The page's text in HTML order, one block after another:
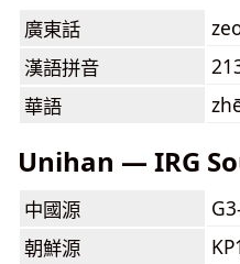
廣東話
漢語拼音
華語
Unihan — IRG
中國源
朝鮮源